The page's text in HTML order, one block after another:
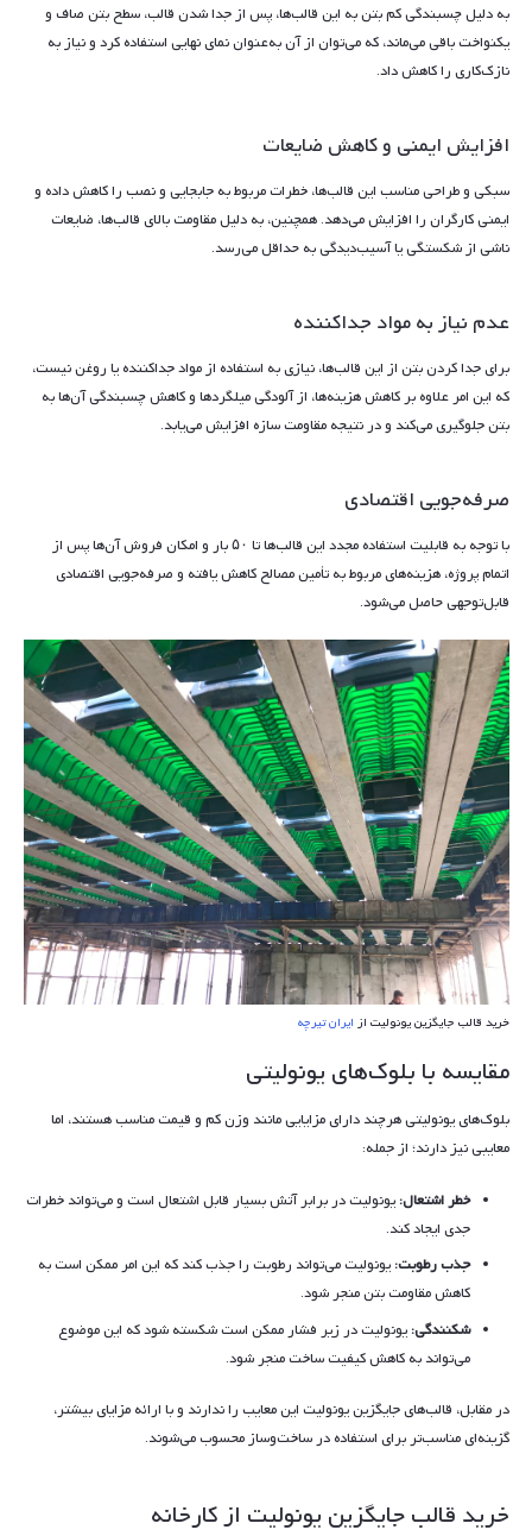
به دلیل چسبندگی کم بتن به این قالب‌ها، پس از جدا شدن قالب، سطح بتن صاف و
یکنواخت باقی می‌ماند، که می‌توان از آن به‌عنوان نمای نهایی استفاده کرد و نیاز به
نازک‌کاری را کاهش داد.
افزایش ایمنی و کاهش ضایعات
سبکی و طراحی مناسب این قالب‌ها، خطرات مربوط به جابجایی و نصب را کاهش داده و
ایمنی کارگران را افزایش می‌دهد. همچنین، به دلیل مقاومت بالای قالب‌ها، ضایعات
ناشی از شکستگی یا آسیب‌دیدگی به حداقل می‌رسد.
عدم نیاز به مواد جداکننده
برای جدا کردن بتن از این قالب‌ها، نیازی به استفاده از مواد جداکننده یا روغن نیست،
که این امر علاوه بر کاهش هزینه‌ها، از آلودگی میلگردها و کاهش چسبندگی آن‌ها به
بتن جلوگیری می‌کند و در نتیجه مقاومت سازه افزایش می‌یابد.
صرفه‌جویی اقتصادی
با توجه به قابلیت استفاده مجدد این قالب‌ها تا ۵۰ بار و امکان فروش آن‌ها پس از
اتمام پروژه، هزینه‌های مربوط به تأمین مصالح کاهش یافته و صرفه‌جویی اقتصادی
قابل‌توجهی حاصل می‌شود.
خرید قالب جایگزین یونولیت از ایران تیرچه
مقایسه با بلوک‌های یونولیتی
بلوک‌های یونولیتی هرچند دارای مزایایی مانند وزن کم و قیمت مناسب هستند، اما
معایبی نیز دارند؛ از جمله:
خطر اشتعال: یونولیت در برابر آتش بسیار قابل اشتعال است و می‌تواند خطرات
جدی ایجاد کند.
جذب رطوبت: یونولیت می‌تواند رطوبت را جذب کند که این امر ممکن است به
کاهش مقاومت بتن منجر شود.
شکنندگی: یونولیت در زیر فشار ممکن است شکسته شود که این موضوع
می‌تواند به کاهش کیفیت ساخت منجر شود.
در مقابل، قالب‌های جایگزین یونولیت این معایب را ندارند و با ارائه مزایای بیشتر،
گزینه‌ای مناسب‌تر برای استفاده در ساخت‌وساز محسوب می‌شوند.
خرید قالب جایگزین یونولیت از کارخانه